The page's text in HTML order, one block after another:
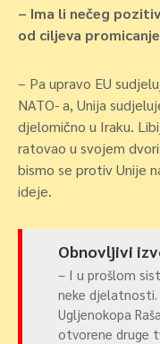
– Ima li nečeg
od ciljeva
– Pa upravo EU
NATO- a, Unija
djelomično u Iraku.
ratovao u svojem
bismo se protiv Unije
ideje.
Obnovljivi
– I u prošlom
neke
Ugljenokopa
otvorene druge